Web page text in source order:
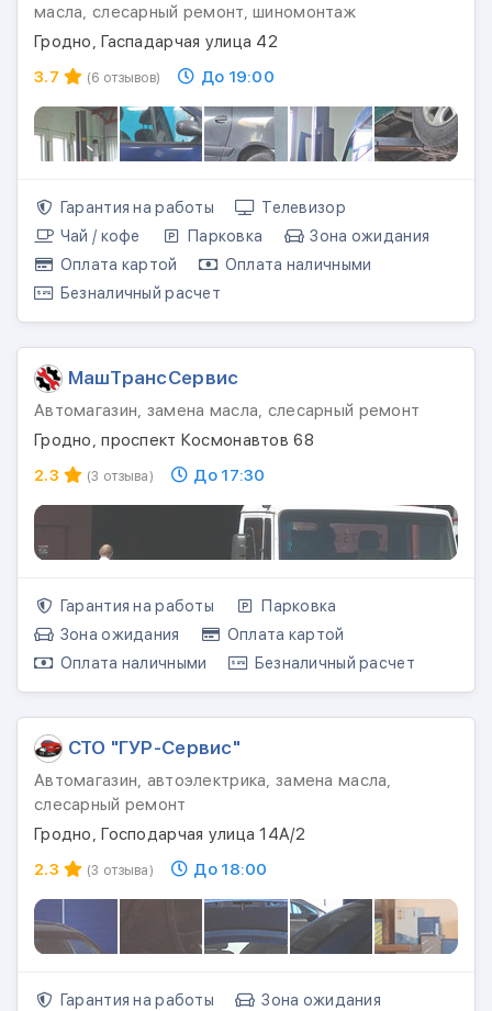
масла, слесарный ремонт, шиномонтаж
Гродно, Гаспадарчая улица 42
3.7
(6 отзывов) До 19:00
Гарантия на работы
Телевизор
Чай / кофе
Парковка
Зона ожидания
Оплата картой
Оплата наличными
Безналичный расчет
МашТрансСервис
Автомагазин, замена масла, слесарный ремонт
Гродно, проспект Космонавтов 68
2.3
(3 отзыва) До 17:30
Гарантия на работы
Парковка
Зона ожидания
Оплата картой
Оплата наличными
Безналичный расчет
СТО "ГУР-Сервис"
Автомагазин, автоэлектрика, замена масла,
слесарный ремонт
Гродно, Господарчая улица 14А/2
2.3
(3 отзыва) До 18:00
Гарантия на работы
Зона ожидания